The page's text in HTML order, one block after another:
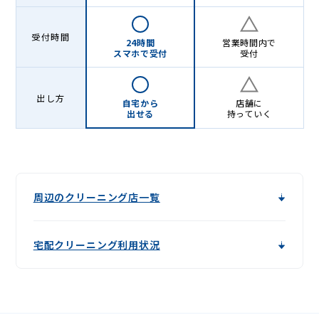
受付時間
24時間
スマホで受付
営業時間内で
受付
出し方
自宅から
出せる
店舗に
持っていく
周辺のクリーニング店一覧
宅配クリーニング利用状況